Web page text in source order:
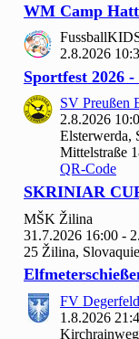
WM Camp
Fussball
2.8.2026
Sportfest 2026 -
SV Preußen
2.8.2026
Elsterwerda,
Mittelstraße
QR-Code
SKRINIAR
MŠK Žilina
31.7.2026 16:00 -
25 Žilina, Slovaquie
FV
1.8.2026